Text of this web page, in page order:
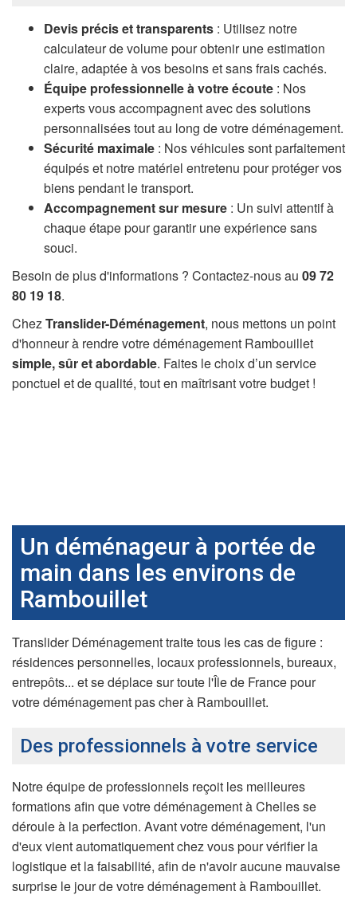
Devis précis et transparents : Utilisez notre
calculateur de volume pour obtenir une estimation
claire, adaptée à vos besoins et sans frais cachés.
Équipe professionnelle à votre écoute : Nos
experts vous accompagnent avec des solutions
personnalisées tout au long de votre déménagement.
Sécurité maximale : Nos véhicules sont parfaitement
équipés et notre matériel entretenu pour protéger vos
biens pendant le transport.
Accompagnement sur mesure : Un suivi attentif à
chaque étape pour garantir une expérience sans
souci.
Besoin de plus d'informations ? Contactez-nous au 09 72
80 19 18.
ChezTranslider-Déménagement, nous mettons un point
d'honneur à rendre votre déménagement Rambouillet
simple, sûr et abordable. Faites le choix d’un service
ponctuel et de qualité, tout en maîtrisant votre budget !
Un déménageur à portée de
main dans les environs de
Rambouillet
Translider Déménagement traite tous les cas de figure :
résidences personnelles, locaux professionnels, bureaux,
entrepôts... et se déplace sur toute l'Île de France pour
votre déménagement pas cher à Rambouillet.
Des professionnels à votre service
Notre équipe de professionnels reçoit les meilleures
formations afin que votre déménagement à Chelles se
déroule à la perfection. Avant votre déménagement, l'un
d'eux vient automatiquement chez vous pour vérifier la
logistique et la faisabilité, afin de n'avoir aucune mauvaise
surprise le jour de votre déménagement à Rambouillet.